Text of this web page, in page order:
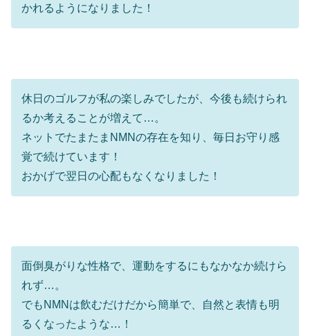
かれるようになりました！
休日のゴルフが私の楽しみでしたが、今後も続けられ
るか考えることが増えて…。
ネットでたまたまNMNの存在を知り、毎日お守り感
覚で続けています！
おかげで翌日の心配もなくなりました！
面倒臭がりな性格で、運動をするにもなかなか続けら
れず…。
でもNMNは飲むだけだから簡単で、自然と表情も明
るくなったような…！